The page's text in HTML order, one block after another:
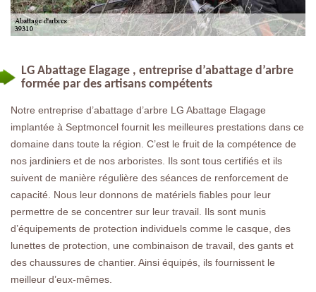
LG Abattage Elagage , entreprise d’abattage d’arbre
formée par des artisans compétents
Notre entreprise d’abattage d’arbre LG Abattage Elagage
implantée à Septmoncel fournit les meilleures prestations dans ce
domaine dans toute la région. C’est le fruit de la compétence de
nos jardiniers et de nos arboristes. Ils sont tous certifiés et ils
suivent de manière régulière des séances de renforcement de
capacité. Nous leur donnons de matériels fiables pour leur
permettre de se concentrer sur leur travail. Ils sont munis
d’équipements de protection individuels comme le casque, des
lunettes de protection, une combinaison de travail, des gants et
des chaussures de chantier. Ainsi équipés, ils fournissent le
meilleur d’eux-mêmes.